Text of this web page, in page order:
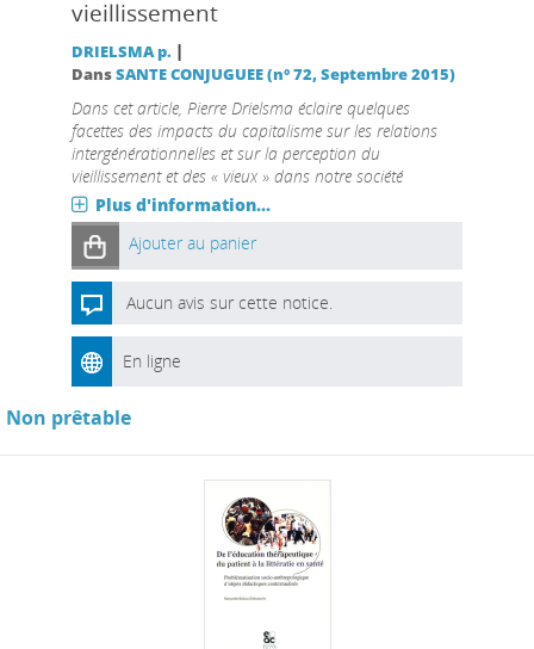
vieillissement
DRIELSMA p. |
DansSANTE CONJUGUEE (n° 72, Septembre 2015)
Dans cet article, Pierre Drielsma éclaire quelques
facettes des impacts du capitalisme sur les relations
intergénérationnelles et sur la perception du
vieillissement et des « vieux » dans notre société
Plus d'information...
Ajouter au panier
Aucun avis sur cette notice.
En ligne
Non prêtable